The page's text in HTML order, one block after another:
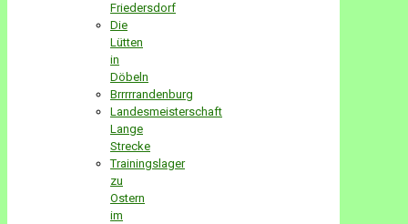
Friedersdorf
Die
Lütten
in
Döbeln
Brrrrrandenburg
Landesmeisterschaft
Lange
Strecke
Trainingslager
zu
Ostern
im